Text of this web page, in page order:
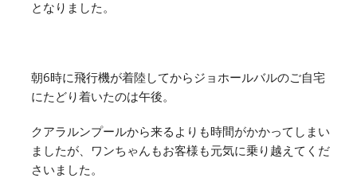
となりました。
朝6時に飛行機が着陸してからジョホールバルのご自宅
にたどり着いたのは午後。
クアラルンプールから来るよりも時間がかかってしまい
ましたが、ワンちゃんもお客様も元気に乗り越えてくだ
さいました。